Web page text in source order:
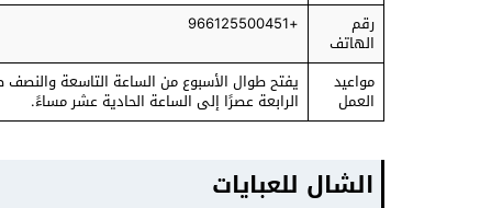
رقم
الهاتف
+966125500451
مواعيد
العمل
يفتح طوال الأسبوع من الساعة التاسعة
الرابعة عصرًا إلى الساعة الحادية عشر مساءً.
الشال للعبايات